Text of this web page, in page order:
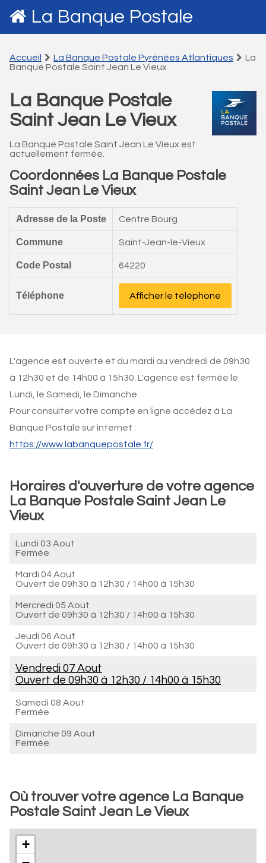
La Banque Postale
Accueil La Banque Postale Pyrénées Atlantiques
La
Banque Postale Saint Jean Le Vieux
La Banque Postale
Saint Jean Le Vieux
La Banque Postale Saint Jean Le Vieux est
actuellement fermée.
Coordonnées La Banque Postale
Saint Jean Le Vieux
Adresse de la Poste Centre Bourg
Commune Saint-Jean-le-Vieux
Code Postal 64220
Téléphone Afficher le téléphone
L'agence est ouverte et du mardi au vendredi de 09h30
à 12h30 et de 14h00 à 15h30. L'agence est fermée le
Lundi, le Samedi, le Dimanche.
Pour consulter votre compte en ligne accédez à La
Banque Postale sur internet :
https://www.labanquepostale.fr/
Horaires d'ouverture de votre agence
La Banque Postale Saint Jean Le
Vieux
Lundi 03 Aout
Fermée
Mardi 04 Aout
Ouvert de 09h30 à 12h30 / 14h00 à 15h30
Mercredi 05 Aout
Ouvert de 09h30 à 12h30 / 14h00 à 15h30
Jeudi 06 Aout
Ouvert de 09h30 à 12h30 / 14h00 à 15h30
Vendredi 07 Aout
Ouvert de 09h30 à 12h30 / 14h00 à 15h30
Samedi 08 Aout
Fermée
Dimanche 09 Aout
Fermée
Où trouver votre agence La Banque
Postale Saint Jean Le Vieux
+